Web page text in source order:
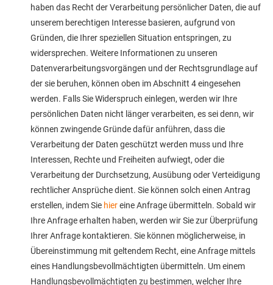
haben das Recht der Verarbeitung persönlicher Daten, die auf
unserem berechtigen Interesse basieren, aufgrund von
Gründen, die Ihrer speziellen Situation entspringen, zu
widersprechen. Weitere Informationen zu unseren
Datenverarbeitungsvorgängen und der Rechtsgrundlage auf
der sie beruhen, können oben im Abschnitt 4 eingesehen
werden. Falls Sie Widerspruch einlegen, werden wir Ihre
persönlichen Daten nicht länger verarbeiten, es sei denn, wir
können zwingende Gründe dafür anführen, dass die
Verarbeitung der Daten geschützt werden muss und Ihre
Interessen, Rechte und Freiheiten aufwiegt, oder die
Verarbeitung der Durchsetzung, Ausübung oder Verteidigung
rechtlicher Ansprüche dient. Sie können solch einen Antrag
erstellen, indem Sie hiereine Anfrage übermitteln. Sobald wir
Ihre Anfrage erhalten haben, werden wir Sie zur Überprüfung
Ihrer Anfrage kontaktieren. Sie können möglicherweise, in
Übereinstimmung mit geltendem Recht, eine Anfrage mittels
eines Handlungsbevollmächtigten übermitteln. Um einem
Handlungsbevollmächtigten zu bestimmen, welcher Ihre